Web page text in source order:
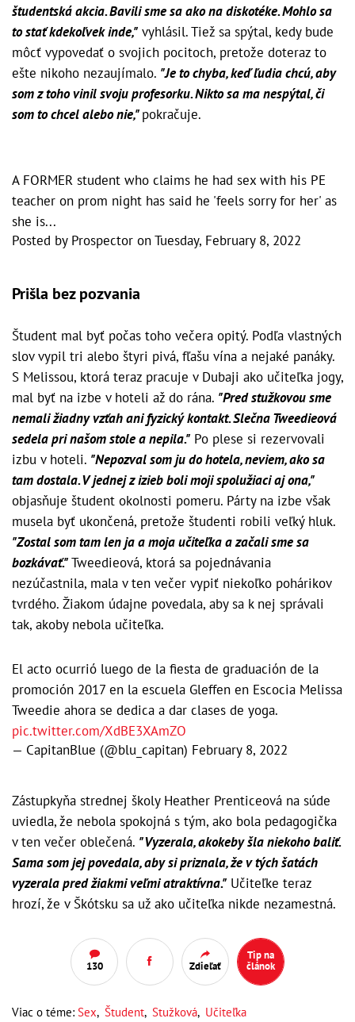
študentská akcia. Bavili sme sa ako na diskotéke. Mohlo sa
to stať kdekoľvek inde," vyhlásil. Tiež sa spýtal, kedy bude
môcť vypovedať o svojich pocitoch, pretože doteraz to
ešte nikoho nezaujímalo. "Je to chyba, keď ľudia chcú, aby
som z toho vinil svoju profesorku. Nikto sa ma nespýtal, či
som to chcel alebo nie,"pokračuje.
A FORMER student who claims he had sex with his PE
teacher on prom night has said he 'feels sorry for her' as
she is...
Posted by Prospector onTuesday, February 8, 2022
Prišla bez pozvania
Študent mal byť počas toho večera opitý. Podľa vlastných
slov vypil tri alebo štyri pivá, fľašu vína a nejaké panáky.
S Melissou, ktorá teraz pracuje v Dubaji ako učiteľka jogy,
mal byť na izbe v hoteli až do rána. "Pred stužkovou sme
nemali žiadny vzťah ani fyzický kontakt. Slečna Tweedieová
sedela pri našom stole a nepila." Po plese si rezervovali
izbu v hoteli. "Nepozval som ju do hotela, neviem, ako sa
tam dostala. V jednej z izieb boli moji spolužiaci aj ona,"
objasňuje študent okolnosti pomeru. Párty na izbe však
musela byť ukončená, pretože študenti robili veľký hluk.
"Zostal som tam len ja a moja učiteľka a začali sme sa
bozkávať."Tweedieová, ktorá sa pojednávania
nezúčastnila, mala v ten večer vypiť niekoľko pohárikov
tvrdého. Žiakom údajne povedala, aby sa k nej správali
tak, akoby nebola učiteľka.
El acto ocurrió luego de la fiesta de graduación de la
promoción 2017 en la escuela Gleffen en Escocia Melissa
Tweedie ahora se dedica a dar clases de yoga.
pic.twitter.com/XdBE3XAmZO
— CapitanBlue (@blu_capitan) February 8, 2022
Zástupkyňa strednej školy Heather Prenticeová na súde
uviedla, že nebola spokojná s tým, ako bola pedagogička
v ten večer oblečená. "Vyzerala, akokeby šla niekoho baliť.
Sama som jej povedala, aby si priznala, že v tých šatách
vyzerala pred žiakmi veľmi atraktívna." Učiteľke teraz
hrozí, že v Škótsku sa už ako učiteľka nikde nezamestná.
130 Zdieľať
Tip na
článok
Viac o téme: Sex, Študent, Stužková, Učiteľka